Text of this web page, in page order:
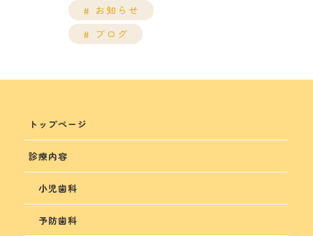
お知らせ
ブログ
トップページ
診療内容
小児歯科
予防歯科